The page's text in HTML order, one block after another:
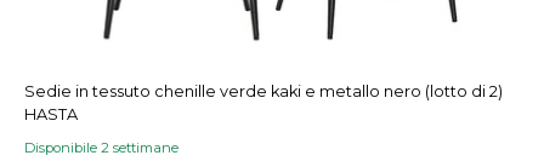
Sedie in tessuto chenille verde kaki e metallo nero (lotto di 2)
HASTA
Disponibile 2 settimane